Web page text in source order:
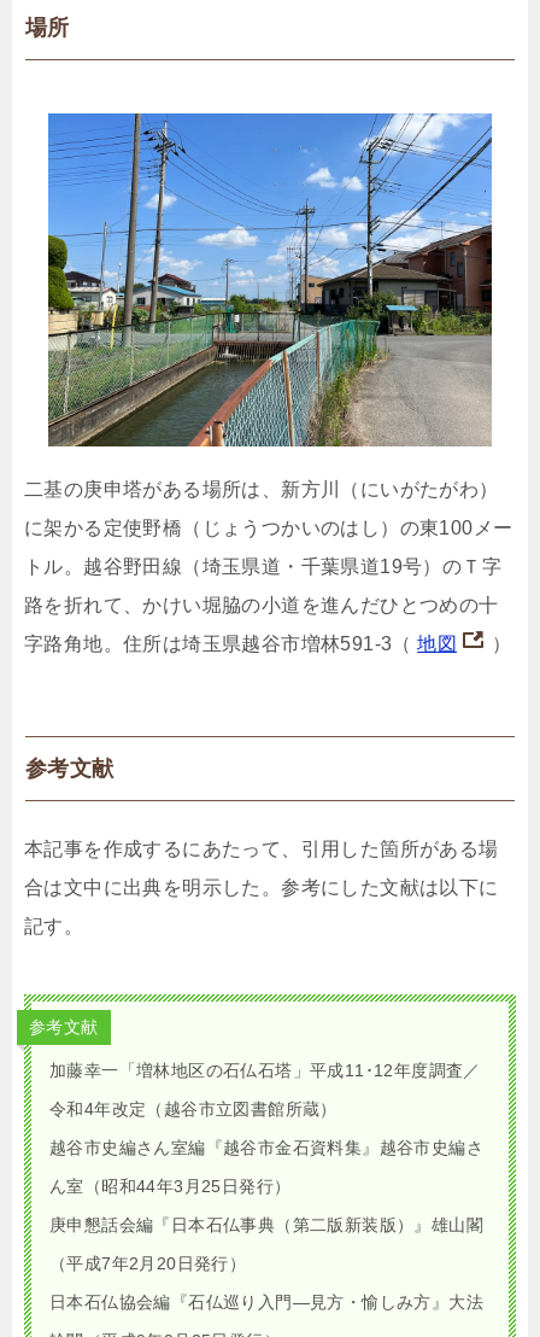
場所
二基の庚申塔がある場所は、新方川（にいがたがわ）
に架かる定使野橋（じょうつかいのはし）の東100メー
トル。越谷野田線（埼玉県道・千葉県道19号）のＴ字
路を折れて、かけい堀脇の小道を進んだひとつめの十
字路角地。住所は埼玉県越谷市増林591-3（地図 ）
参考文献
本記事を作成するにあたって、引用した箇所がある場
合は文中に出典を明示した。参考にした文献は以下に
記す。
参考文献
加藤幸一「増林地区の石仏石塔」平成11･12年度調査／
令和4年改定（越谷市立図書館所蔵）
越谷市史編さん室編『越谷市金石資料集』越谷市史編さ
ん室（昭和44年3月25日発行）
庚申懇話会編『日本石仏事典（第二版新装版）』雄山閣
（平成7年2月20日発行）
日本石仏協会編『石仏巡り入門―見方・愉しみ方』大法